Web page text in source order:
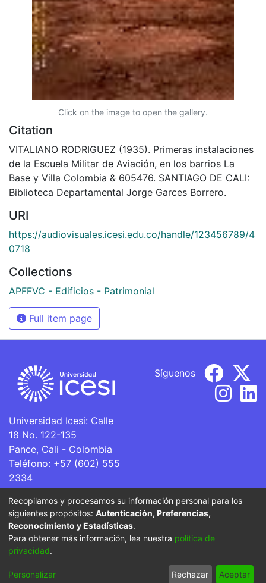
Click on the image to open the gallery.
Citation
VITALIANO RODRIGUEZ (1935). Primeras instalaciones
de la Escuela Militar de Aviación, en los barrios La
Base y Villa Colombia & 605476. SANTIAGO DE CALI:
Biblioteca Departamental Jorge Garces Borrero.
URI
https://audiovisuales.icesi.edu.co/handle/123456789/4
0718
Collections
APFFVC - Edificios - Patrimonial
Full item page
Universidad Icesi: Calle
18 No. 122-135
Pance, Cali - Colombia
Teléfono: +57 (602) 555
2334
ventanillaunica@icesi.edu.co
Síguenos
La Universidad Icesi es una Institución de Educación
Superior que se encuentra sujeta a inspección y vigilancia
por parte del Ministerio de Educación Nacional.
Cookie
End User
Send
Recopilamos y procesamos su información personal para los
siguientes propósitos: Autenticación, Preferencias,
Reconocimiento y Estadísticas.
Para obtener más información, lea nuestra política de
privacidad.
Personalizar Rechazar Aceptar